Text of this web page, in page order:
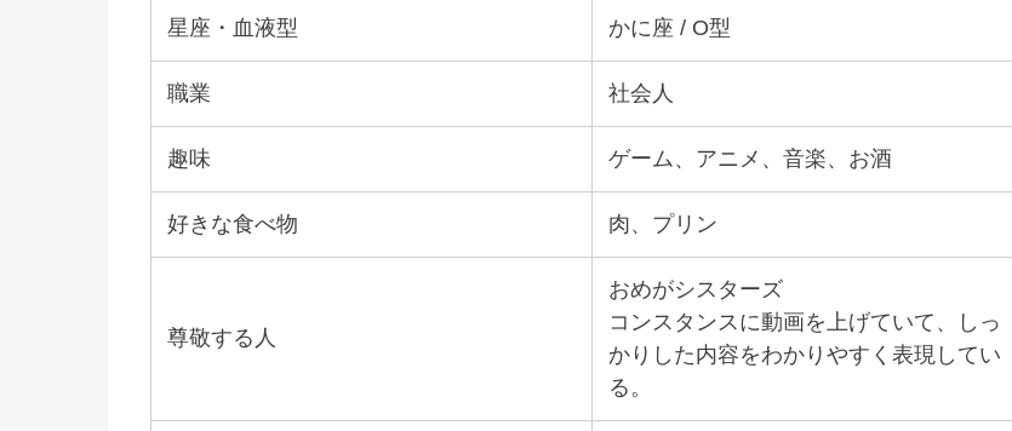
星座・血液型 かに座 / O型
職業 社会人
趣味 ゲーム、アニメ、音楽、お酒
好きな食べ物 肉、プリン
尊敬する人
おめがシスターズ
コンスタンスに動画を上げていて、しっ
かりした内容をわかりやすく表現してい
る。